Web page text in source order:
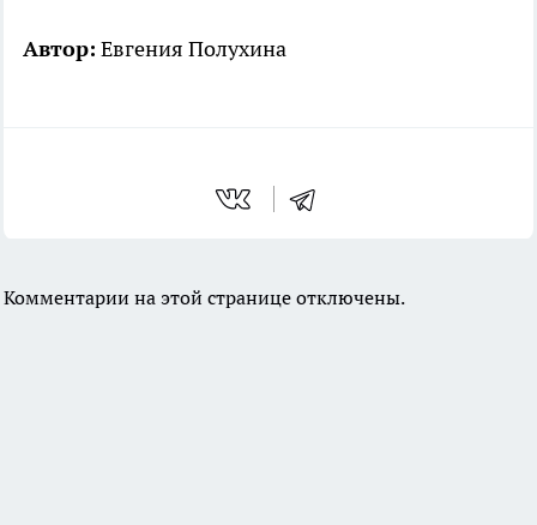
Автор: Евгения Полухина
Комментарии на этой странице отключены.